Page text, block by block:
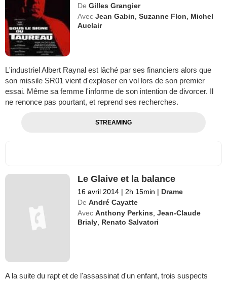
De Gilles Grangier
Avec Jean Gabin,Suzanne Flon, Michel
Auclair
L'industriel Albert Raynal est lâché par ses financiers alors que
son missile SR01 vient d'exploser en vol lors de son premier
essai. Même sa femme l'informe de son intention de divorcer. Il
ne renonce pas pourtant, et reprend ses recherches.
STREAMING
Le Glaive et la balance
16 avril 2014 | 2h 15min | Drame
De André Cayatte
Avec Anthony Perkins,Jean-Claude
Brialy, Renato Salvatori
A la suite du rapt et de l'assassinat d'un enfant, trois suspects